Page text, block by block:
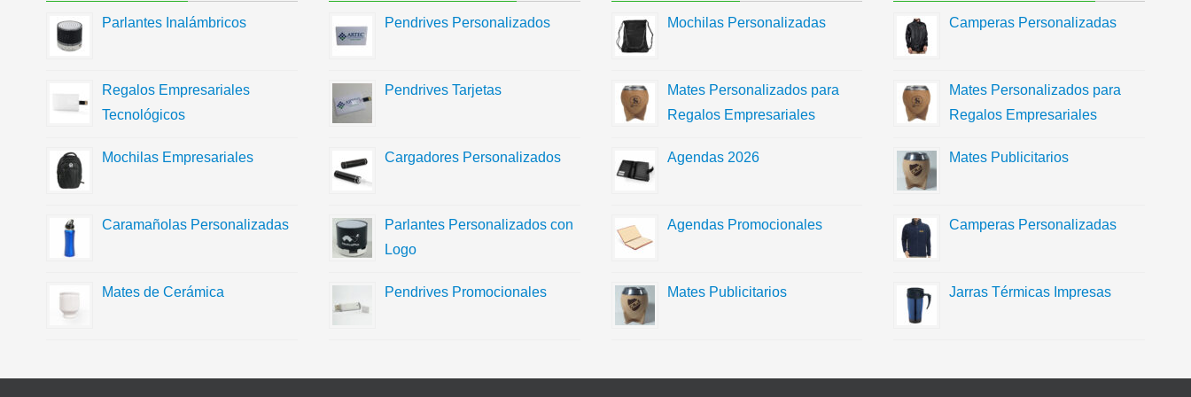
Parlantes Inalámbricos
Regalos Empresariales
Tecnológicos
Mochilas Empresariales
Caramañolas Personalizadas
Mates de Cerámica
Pendrives Personalizados
Pendrives Tarjetas
Cargadores Personalizados
Parlantes Personalizados con
Logo
Pendrives Promocionales
Mochilas Personalizadas
Mates Personalizados para
Regalos Empresariales
Agendas 2026
Agendas Promocionales
Mates Publicitarios
Camperas Personalizadas
Mates Personalizados para
Regalos Empresariales
Mates Publicitarios
Camperas Personalizadas
Jarras Térmicas Impresas